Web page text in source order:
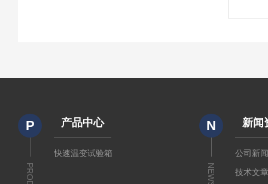
P 产品中心
快速温变试验箱
N
NEWS
新闻
公司新
技术文